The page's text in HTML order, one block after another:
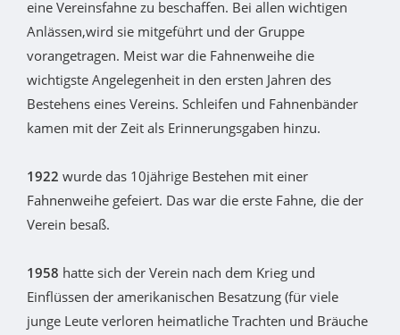
eine Vereinsfahne zu beschaffen. Bei allen wichtigen
Anlässen,wird sie mitgeführt und der Gruppe
vorangetragen. Meist war die Fahnenweihe die
wichtigste Angelegenheit in den ersten Jahren des
Bestehens eines Vereins. Schleifen und Fahnenbänder
kamen mit der Zeit als Erinnerungsgaben hinzu.
1922 wurde das 10jährige Bestehen mit einer
Fahnenweihe gefeiert. Das war die erste Fahne, die der
Verein besaß.
1958 hatte sich der Verein nach dem Krieg und
Einflüssen der amerikanischen Besatzung (für viele
junge Leute verloren heimatliche Trachten und Bräuche